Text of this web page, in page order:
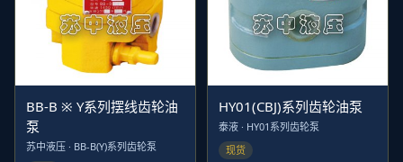
BB-B ※ Y系列摆线齿轮油
泵
苏中液压 · BB-B(Y)系列齿轮泵
HY01(CBJ)系列齿轮油泵
泰液 · HY01系列齿轮泵
现货